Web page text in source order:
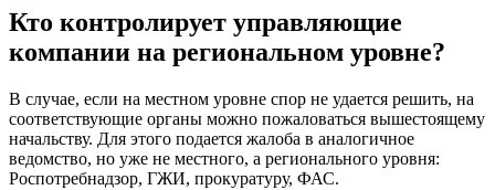
Кто контролирует управляющие
компании на региональном уровне?
В случае, если на местном уровне спор не удается решить, на
соответствующие органы можно пожаловаться вышестоящему
начальству. Для этого подается жалоба в аналогичное
ведомство, но уже не местного, а регионального уровня:
Роспотребнадзор, ГЖИ, прокуратуру, ФАС.